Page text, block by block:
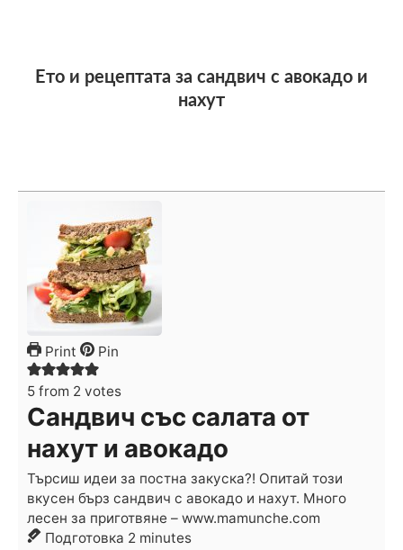
Ето и рецептата за сандвич с авокадо и
нахут
Print Pin
5 from 2 votes
Сандвич със салата от
нахут и авокадо
Търсиш идеи за постна закуска?! Опитай този
вкусен бърз сандвич с авокадо и нахут. Много
лесен за приготвяне – www.mamunche.com
Подготовка 2 minutes
minutes